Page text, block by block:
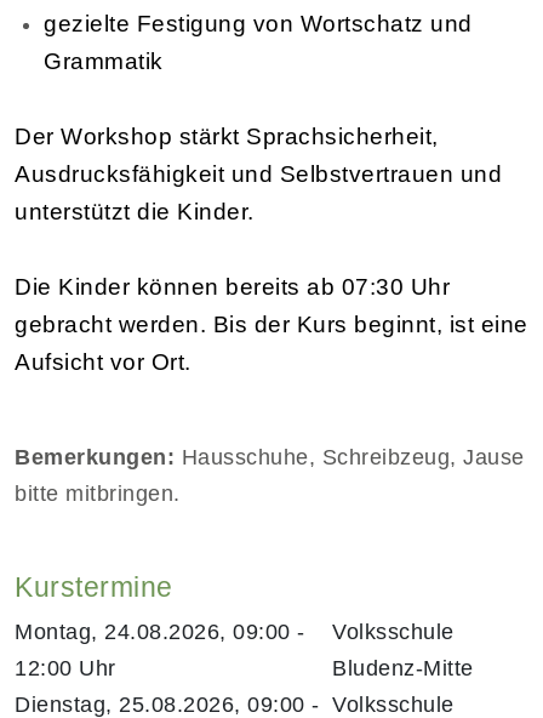
gezielte Festigung von Wortschatz und
Grammatik
Der Workshop stärkt Sprachsicherheit,
Ausdrucksfähigkeit und Selbstvertrauen und
unterstützt die Kinder.
Die Kinder können bereits ab 07:30 Uhr
gebracht werden. Bis der Kurs beginnt, ist eine
Aufsicht vor Ort.
Bemerkungen: Hausschuhe, Schreibzeug, Jause
bitte mitbringen.
Kurstermine
Montag, 24.08.2026, 09:00 -
12:00 Uhr
Volksschule
Bludenz-Mitte
Dienstag, 25.08.2026, 09:00 - Volksschule